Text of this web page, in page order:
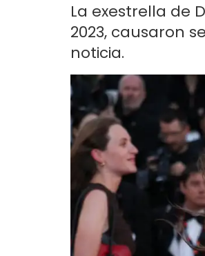
La exestrella de
2023, causaron
noticia.